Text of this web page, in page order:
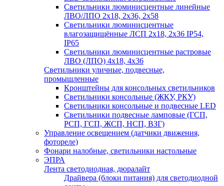
Светильники люминисцентные линейные
ЛВО/ЛПО 2х18, 2х36, 2х58
Светильники люминисцентные
влагозащищённые ЛСП 2х18, 2х36 IP54,
IP65
Светильники люминисцентные растровые
ЛВО (ЛПО) 4х18, 4х36
Светильники уличные, подвесные,
промышленные
Кронштейны для консольных светильников
Светильники консольные (ЖКУ, РКУ)
Светильники консольные и подвесные LED
Светильники подвесные ламповые (ГСП,
РСП, ГСП, ЖСП, НСП, ВЗГ)
Управление освещением (датчики движения,
фотореле)
Фонари налобные, светильники настольные
ЭПРА
Лента светодиодная, дюралайт
Драйвера (блоки питания) для светодиодной